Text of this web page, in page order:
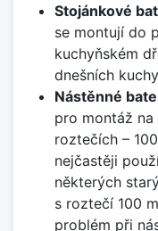
Stojánkové
se montují do
kuchyňském
dnešních
Nástěnné
pro montáž na
roztečích –
nejčastěji
některých
s roztečí 100
problém při